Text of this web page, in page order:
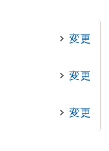
変更
変更
変更